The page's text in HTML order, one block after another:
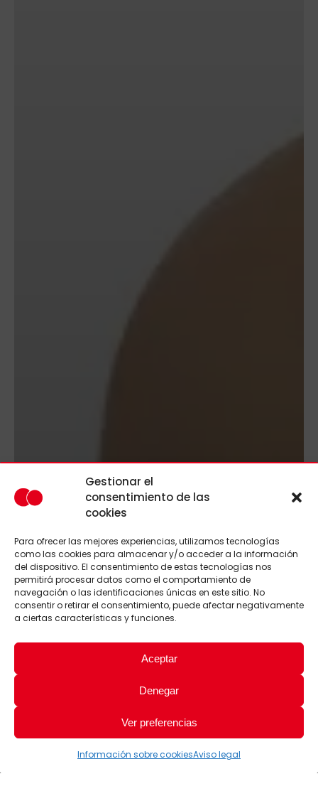
Gestionar el
consentimiento de las
cookies
Para ofrecer las mejores experiencias, utilizamos tecnologías
como las cookies para almacenar y/o acceder a la información
del dispositivo. El consentimiento de estas tecnologías nos
permitirá procesar datos como el comportamiento de
navegación o las identificaciones únicas en este sitio. No
consentir o retirar el consentimiento, puede afectar negativamente
a ciertas características y funciones.
Aceptar
Denegar
Ver preferencias
Información sobre cookiesAviso legal